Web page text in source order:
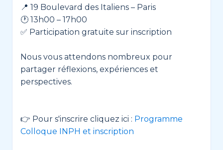
📍 19 Boulevard des Italiens – Paris
🕐 13h00 – 17h00
✅ Participation gratuite sur inscription
Nous vous attendons nombreux pour
partager réflexions, expériences et
perspectives.
👉 Pour s'inscrire cliquez ici : Programme
Colloque INPH et inscription